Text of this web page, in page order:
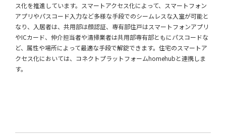
ス化を推進しています。スマートアクセス化によって、スマートフォン
アプリやパスコード入力など多様な手段でのシームレスな入室が可能と
なり、入居者は、共用部は顔認証、専有部住戸はスマートフォンアプリ
やICカード、仲介担当者や清掃業者は共用部専有部ともにパスコードな
ど、属性や場所によって最適な手段で解錠できます。住宅のスマートア
クセス化においては、コネクトプラットフォームhomehubと連携しま
す。